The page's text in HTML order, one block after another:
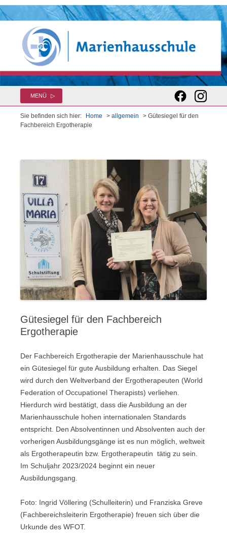
MENÜ
Sie befinden sich hier: Home > allgemein
> Gütesiegel für den
Fachbereich Ergotherapie
Gütesiegel für den Fachbereich
Ergotherapie
Der Fachbereich Ergotherapie der Marienhausschule hat
ein Gütesiegel für gute Ausbildung erhalten. Das Siegel
wird durch den Weltverband der Ergotherapeuten (World
Federation of Occupationel Therapists) verliehen.
Hierdurch wird bestätigt, dass die Ausbildung an der
Marienhausschule hohen internationalen Standards
entspricht. Den Absolventinnen und Absolventen auch der
vorherigen Ausbildungsgänge ist es nun möglich, weltweit
als Ergotherapeutin bzw. Ergotherapeutin tätig zu sein.
Im Schuljahr 2023/2024 beginnt ein neuer
Ausbildungsgang.
Foto: Ingrid Völlering (Schulleiterin) und Franziska Greve
(Fachbereichsleiterin Ergotherapie) freuen sich über die
Urkunde des WFOT.